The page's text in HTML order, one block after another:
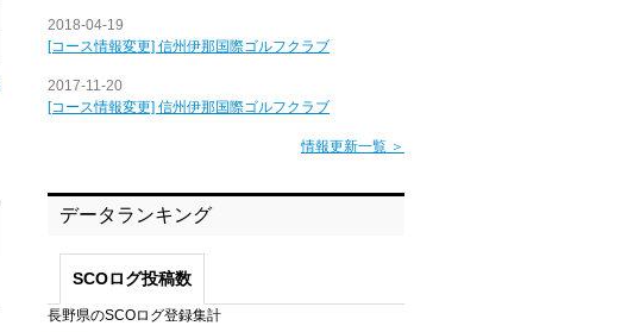
2018-04-19
[コース情報変更] 信州伊那国際ゴルフクラブ
2017-11-20
[コース情報変更] 信州伊那国際ゴルフクラブ
情報更新一覧 ＞
データランキング
SCOログ投稿数
長野県のSCOログ登録集計